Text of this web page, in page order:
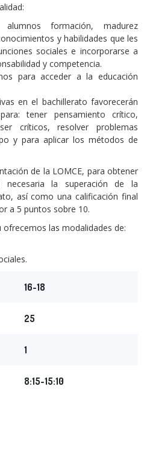
formación, madurez
y habilidades que les
sociales e incorporarse a
y competencia.
para acceder a la educación
en el bachillerato favorecerán
tener pensamiento crítico,
críticos, resolver problemas
y para aplicar los métodos de
de la LOMCE, para obtener
la superación de la
así como una calificación final
a 5 puntos sobre 10.
ofrecemos las modalidades de:
16-18
25
1
8:15-15:10